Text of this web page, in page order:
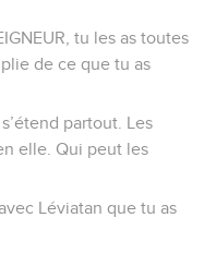
tu les as toutes
de ce que tu as
partout. Les
elle. Qui peut les
Léviatan que tu as